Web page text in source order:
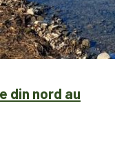
din nord au